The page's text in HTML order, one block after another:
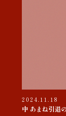
2024.11.18
中 あまね引退